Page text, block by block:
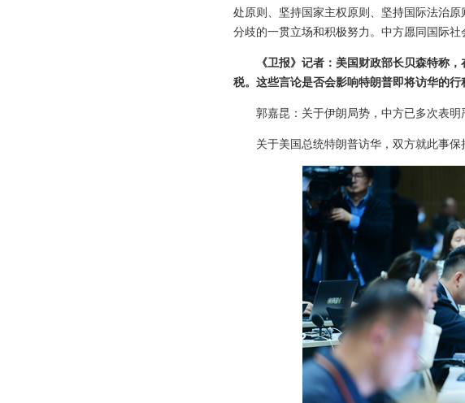
处原则、坚持国家主权原则、坚持国际法治
分歧的一贯立场和积极努力。中方愿同国际
《卫报》记者：美国财政部长贝森特称
税。这些言论是否会影响特朗普即将访华的行
郭嘉昆：关于伊朗局势，中方已多次表明
关于美国总统特朗普访华，双方就此事保